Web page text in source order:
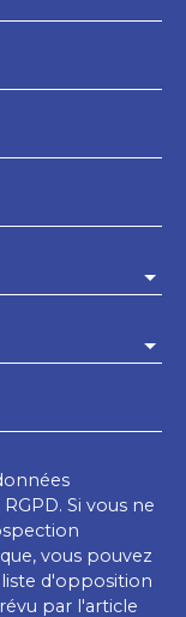
Si vous ne
vous pouvez
d'opposition
par l'article